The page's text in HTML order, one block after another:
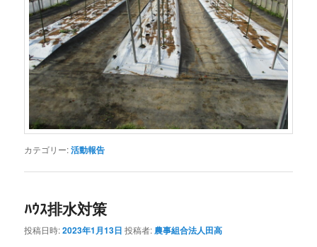
カテゴリー:活動報告
ﾊｳｽ排水対策
投稿日時:2023年1月13日 投稿者:農事組合法人田高